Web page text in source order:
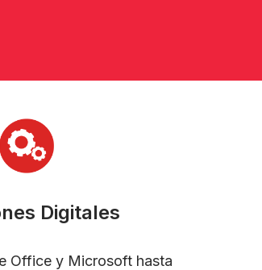
Digitales
Office y Microsoft hasta